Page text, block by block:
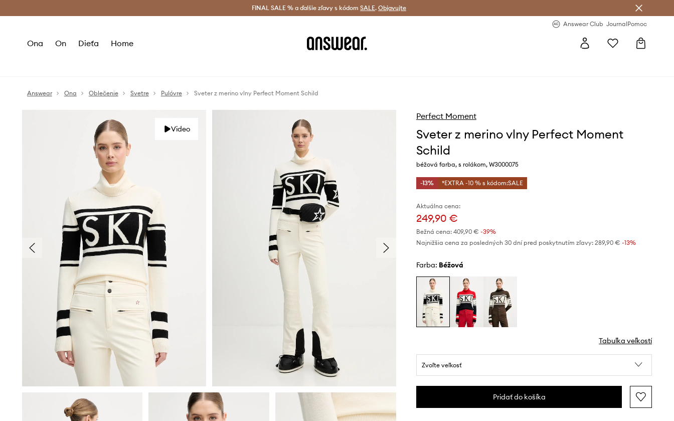
Bezplatná doprava od 60 € > Doručenie aj do 24 h >
FINAL SALE % a ďalšie zľavy s kódom SALE. Objavujte
Answear Club JournalPomoc
Ona On Dieťa Home
Answear Ona Oblečenie Svetre Pulóvre Sveter z merino vlny Perfect Moment Schild
Video
Perfect Moment
Sveter z merino vlny Perfect Moment
Schild
béžová farba, s rolákom, W3000075
-13% *EXTRA -10 % s kódom:SALE
Aktuálna cena:
249,90 €
Bežná cena: 409,90 € -39%
Najnižšia cena za posledných 30 dní pred poskytnutím zľavy: 289,90 € -13%
Farba: béžová
Tabuľka veľkostí
Zvoľte veľkosť
Pridať do košíka